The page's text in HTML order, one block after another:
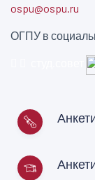
ospu@ospu.ru
ОГПУ в